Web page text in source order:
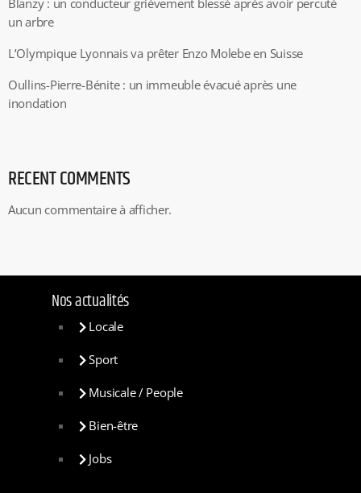
Blanzy : un conducteur grièvement blessé après avoir percuté
un arbre
L’Olympique Lyonnais va prêter Enzo Molebe en Suisse
Oullins-Pierre-Bénite : un immeuble évacué après une
inondation
RECENT COMMENTS
Aucun commentaire à afficher.
Nos actualités
Locale
Sport
Musicale / People
Bien-être
Jobs